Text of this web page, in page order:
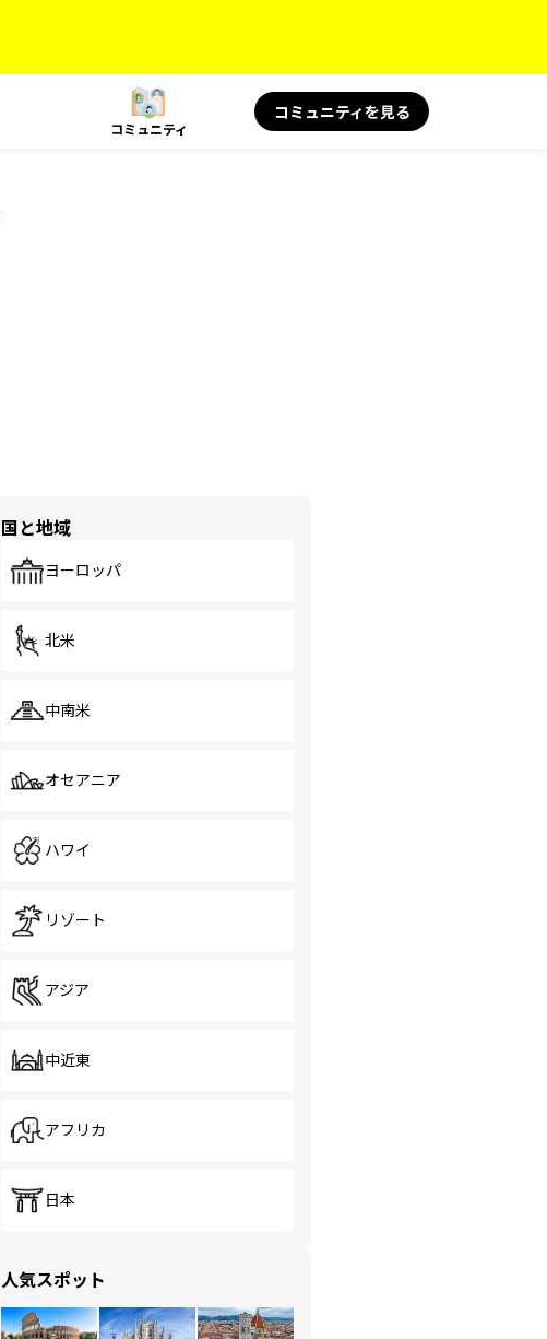
コミュニティ
コミュニティを見る
国と地域
ヨーロッパ
北米
中南米
オセアニア
ハワイ
リゾート
アジア
中近東
アフリカ
日本
人気スポット